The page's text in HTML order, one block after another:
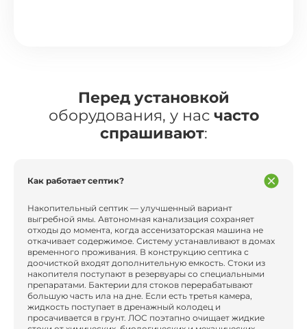
Перед установкой
оборудования, у нас часто
спрашивают:
Как работает септик?
Накопительный септик — улучшенный вариант
выгребной ямы. Автономная канализация сохраняет
отходы до момента, когда ассенизаторская машина не
откачивает содержимое. Систему устанавливают в домах
временного проживания. В конструкцию септика с
доочисткой входят дополнительную емкость. Стоки из
накопителя поступают в резервуары со специальными
препаратами. Бактерии для стоков перерабатывают
большую часть ила на дне. Если есть третья камера,
жидкость поступает в дренажный колодец и
просачивается в грунт. ЛОС поэтапно очищает жидкие